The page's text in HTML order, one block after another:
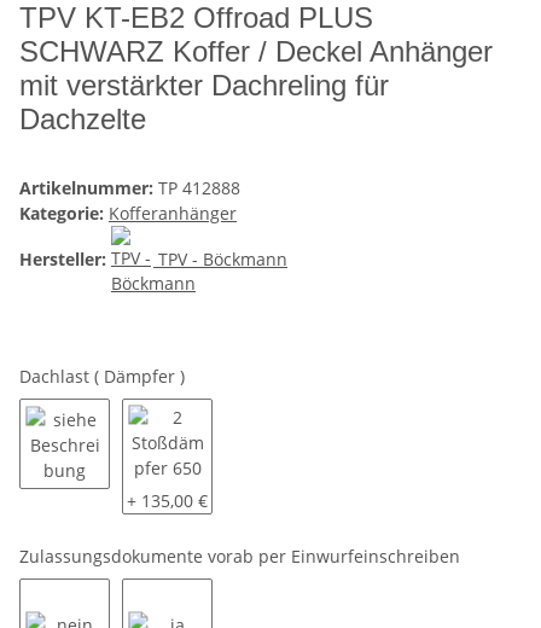
TPV KT-EB2 Offroad PLUS
SCHWARZ Koffer / Deckel Anhänger
mit verstärkter Dachreling für
Dachzelte
Artikelnummer: TP 412888
Kategorie: Kofferanhänger
Hersteller:
TPV - Böckmann
Dachlast ( Dämpfer )
siehe Beschreibung
2 Stoßdämpfer 650 Nm zur Erhöhung der
+ 135,00 €
Zulassungsdokumente vorab per Einwurfeinschreiben